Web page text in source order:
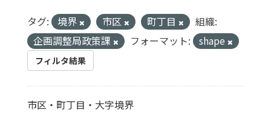
タグ: 境界 市区 町丁目
組織:
企画調整局政策課
フォーマット: shape
フィルタ結果
市区・町丁目・大字境界